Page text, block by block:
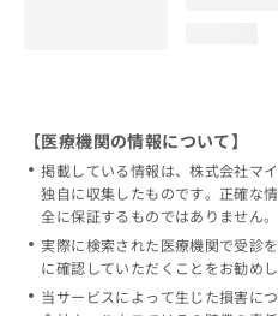
【医療機関の情報について】
掲載している情報は、株式会社マ
独自に収集したものです。正確な
全に保証するものではありません。
実際に検索された医療機関で受診
に確認していただくことをお勧めし
当サービスによって生じた損害に